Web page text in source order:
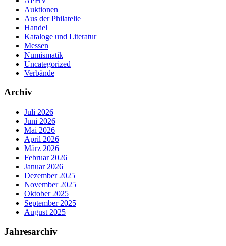
Auktionen
Aus der Philatelie
Handel
Kataloge und Literatur
Messen
Numismatik
Uncategorized
Verbände
Archiv
Juli 2026
Juni 2026
Mai 2026
April 2026
März 2026
Februar 2026
Januar 2026
Dezember 2025
November 2025
Oktober 2025
September 2025
August 2025
Jahresarchiv